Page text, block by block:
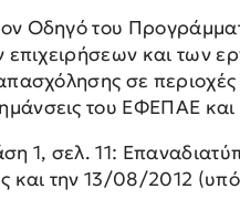
Οδηγό του
επιχειρήσεων και
σε περιοχές
του ΕΦΕΠΑΕ και
1, σελ. 11:
και την 13/08/2012